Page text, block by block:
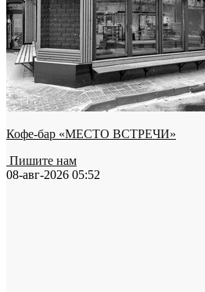
Кофе-бар «МЕСТО ВСТРЕЧИ»
Пишите нам
08-авг-2026 05:52